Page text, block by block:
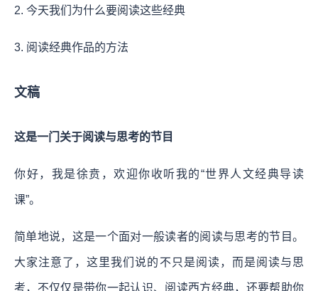
2. 今天我们为什么要阅读这些经典
3. 阅读经典作品的方法
文稿
这是一门关于阅读与思考的节目
你好，我是徐贲，欢迎你收听我的“世界人文经典导读
课”。
简单地说，这是一个面对一般读者的阅读与思考的节目。
大家注意了，这里我们说的不只是阅读，而是阅读与思
考，不仅仅是带你一起认识、阅读西方经典，还要帮助你